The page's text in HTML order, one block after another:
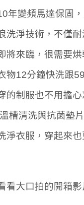
年變頻馬達保固
洗淨技術，不僅
將來臨，很需要
物12分鐘快洗跟
的制服也不用擔
槽清洗與抗菌墊
淨衣服，穿起來
看大口拍的開箱影